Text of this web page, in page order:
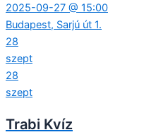
2025-09-27 @ 15:00
Budapest, Sarjú út 1.
28
szept
28
szept
Trabi Kvíz